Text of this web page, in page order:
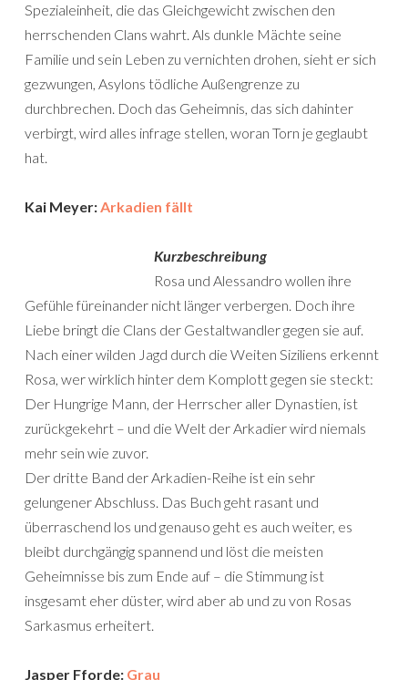
Spezialeinheit, die das Gleichgewicht zwischen den
herrschenden Clans wahrt. Als dunkle Mächte seine
Familie und sein Leben zu vernichten drohen, sieht er sich
gezwungen, Asylons tödliche Außengrenze zu
durchbrechen. Doch das Geheimnis, das sich dahinter
verbirgt, wird alles infrage stellen, woran Torn je geglaubt
hat.
Kai Meyer:Arkadien fällt
Kurzbeschreibung
Rosa und Alessandro wollen ihre
Gefühle füreinander nicht länger verbergen. Doch ihre
Liebe bringt die Clans der Gestaltwandler gegen sie auf.
Nach einer wilden Jagd durch die Weiten Siziliens erkennt
Rosa, wer wirklich hinter dem Komplott gegen sie steckt:
Der Hungrige Mann, der Herrscher aller Dynastien, ist
zurückgekehrt – und die Welt der Arkadier wird niemals
mehr sein wie zuvor.
Der dritte Band der Arkadien-Reihe ist ein sehr
gelungener Abschluss. Das Buch geht rasant und
überraschend los und genauso geht es auch weiter, es
bleibt durchgängig spannend und löst die meisten
Geheimnisse bis zum Ende auf – die Stimmung ist
insgesamt eher düster, wird aber ab und zu von Rosas
Sarkasmus erheitert.
Jasper Fforde: Grau